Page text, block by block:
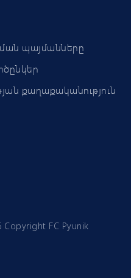
պայմանները
քաղաքականություն
FC Pyunik